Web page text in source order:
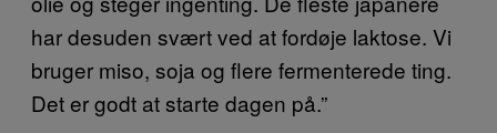
har desuden svært ved at fordøje laktose. Vi
bruger miso, soja og flere fermenterede ting.
Det er godt at starte dagen på.”